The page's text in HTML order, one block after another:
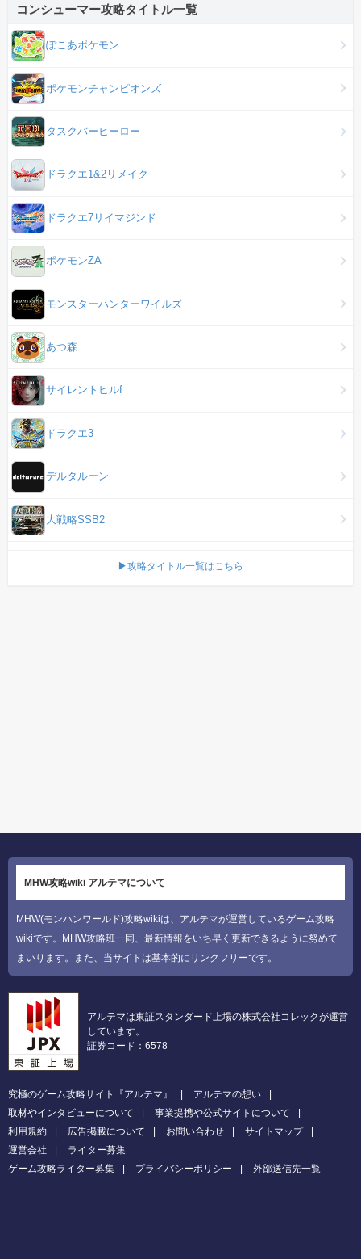
コンシューマー攻略タイトル一覧
ぽこあポケモン
ポケモンチャンピオンズ
タスクバーヒーロー
ドラクエ1&2リメイク
ドラクエ7リイマジンド
ポケモンZA
モンスターハンターワイルズ
あつ森
サイレントヒルf
ドラクエ3
デルタルーン
大戦略SSB2
▶攻略タイトル一覧はこちら
MHW攻略wiki アルテマについて
MHW(モンハンワールド)攻略wikiは、アルテマが運営しているゲーム攻略
wikiです。MHW攻略班一同、最新情報をいち早く更新できるように努めて
まいります。また、当サイトは基本的にリンクフリーです。
アルテマは東証スタンダード上場の株式会社コレックが運営
しています。
証券コード：6578
究極のゲーム攻略サイト『アルテマ』
アルテマの想い
取材やインタビューについて
事業提携や公式サイトについて
利用規約
広告掲載について お問い合わせ
サイトマップ
運営会社
ライター募集
ゲーム攻略ライター募集
プライバシーポリシー 外部送信先一覧